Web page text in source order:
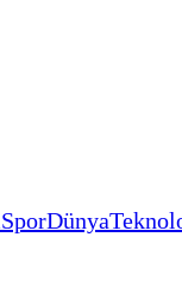
SporDünya